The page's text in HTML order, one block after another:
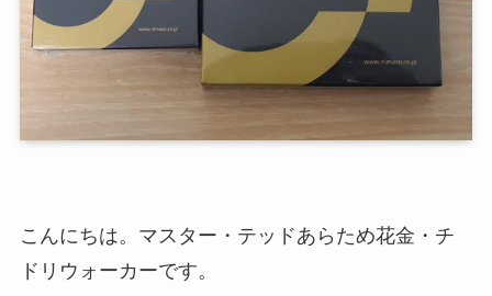
こんにちは。マスター・テッドあらため花金・チ
ドリウォーカーです。